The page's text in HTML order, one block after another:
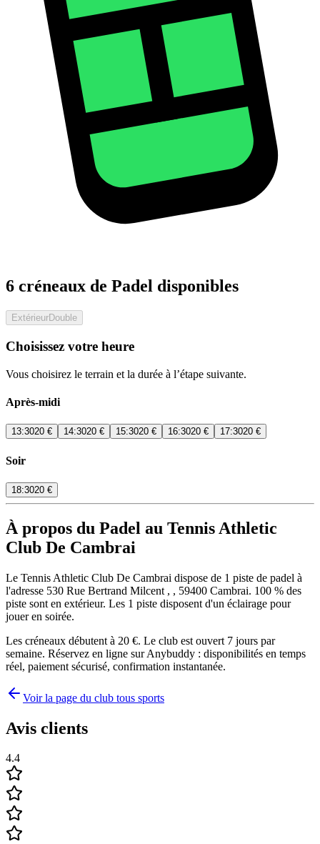
6 créneaux de Padel disponibles
ExtérieurDouble
Choisissez votre heure
Vous choisirez le terrain et la durée à l’étape suivante.
Après-midi
13:3020 € 14:3020 € 15:3020 € 16:3020 € 17:3020 €
Soir
18:3020 €
À propos du Padel au Tennis Athletic
Club De Cambrai
Le Tennis Athletic Club De Cambrai dispose de 1 piste de padel à
l'adresse 530 Rue Bertrand Milcent , , 59400 Cambrai. 100 % des
piste sont en extérieur. Les 1 piste disposent d'un éclairage pour
jouer en soirée.
Les créneaux débutent à 20 €. Le club est ouvert 7 jours par
semaine. Réservez en ligne sur Anybuddy : disponibilités en temps
réel, paiement sécurisé, confirmation instantanée.
Voir la page du club tous sports
Avis clients
4.4